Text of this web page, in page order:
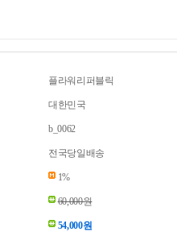
플라워리퍼블릭
대한민국
b_0062
전국당일배송
1%
60,000원
54,000원